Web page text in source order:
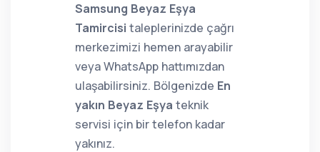
Samsung Beyaz Eşya
Tamircisi taleplerinizde çağrı
merkezimizi hemen arayabilir
veya WhatsApp hattımızdan
ulaşabilirsiniz. Bölgenizde En
yakın Beyaz Eşya teknik
servisi için bir telefon kadar
yakınız.